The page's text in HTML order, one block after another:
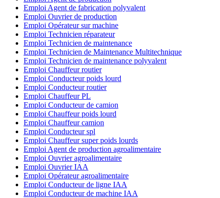
Emploi Agent de fabrication polyvalent
Emploi Ouvrier de production
Emploi Opérateur sur machine
Emploi Technicien réparateur
Emploi Technicien de maintenance
Emploi Technicien de Maintenance Multitechnique
Emploi Technicien de maintenance polyvalent
Emploi Chauffeur routier
Emploi Conducteur poids lourd
Emploi Conducteur routier
Emploi Chauffeur PL
Emploi Conducteur de camion
Emploi Chauffeur poids lourd
Emploi Chauffeur camion
Emploi Conducteur spl
Emploi Chauffeur super poids lourds
Emploi Agent de production agroalimentaire
Emploi Ouvrier agroalimentaire
Emploi Ouvrier IAA
Emploi Opérateur agroalimentaire
Emploi Conducteur de ligne IAA
Emploi Conducteur de machine IAA